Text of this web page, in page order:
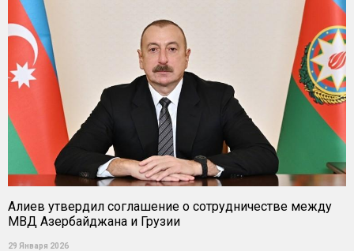
Алиев утвердил соглашение о сотрудничестве между
МВД Азербайджана и Грузии
29 Января 2026